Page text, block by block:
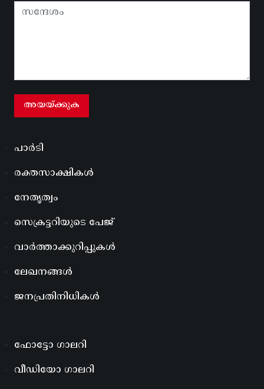
പാർടി
രക്തസാക്ഷികൾ
നേതൃത്വം
സെക്രട്ടറിയുടെ പേജ്
വാർത്താക്കുറിപ്പുകൾ
ലേഖനങ്ങൾ
ജനപ്രതിനിധികൾ
ഫോട്ടോ ഗാലറി
വീഡിയോ ഗാലറി